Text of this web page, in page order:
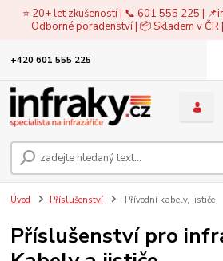
⭐ 20+ let zkušeností | 📞 601 555 225 | 📌
Odborné poradenství | 📦 Skladem v ČR
+420 601 555 225
Úvod Příslušenství Přívodní kabely, jističe
Příslušenství pro